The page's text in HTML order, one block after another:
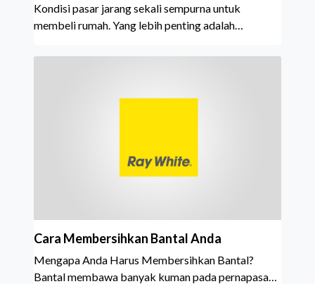
Kondisi pasar jarang sekali sempurna untuk
membeli rumah. Yang lebih penting adalah
semacam ini, terlepas dari apa yang akan terjadi
Cara Membersihkan Bantal Anda
Mengapa Anda Harus Membersihkan Bantal?
Bantal membawa banyak kuman pada pernapasan